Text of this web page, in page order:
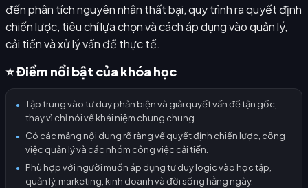
đến phân tích nguyên nhân thất bại, quy trình ra quyết định
chiến lược, tiêu chí lựa chọn và cách áp dụng vào quản lý,
cải tiến và xử lý vấn đề thực tế.
⭐ Điểm nổi bật của khóa học
●
Tập trung vào tư duy phản biện và giải quyết vấn đề tận gốc,
thay vì chỉ nói về khái niệm chung chung.
●
Có các mảng nội dung rõ ràng về quyết định chiến lược, công
việc quản lý và các nhóm công việc cải tiến.
●
Phù hợp với người muốn áp dụng tư duy logic vào học tập,
quản lý, marketing, kinh doanh và đời sống hằng ngày.